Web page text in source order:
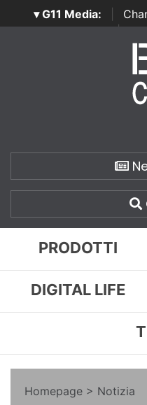
▾ G11 Media:
SecurityOpenLab |
PRODOTTI
DIGITAL LIFE
Homepage > Notizia